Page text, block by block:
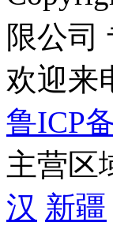
限公司
欢迎来
鲁ICP
主营区
汉 新疆